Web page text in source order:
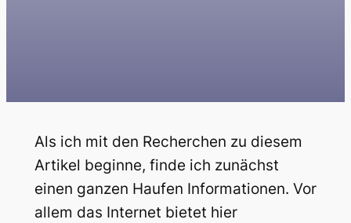
Als ich mit den Recherchen zu diesem
Artikel beginne, finde ich zunächst
einen ganzen Haufen Informationen. Vor
allem das Internet bietet hier